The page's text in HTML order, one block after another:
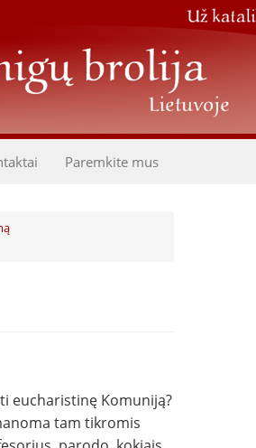
Paremkite mus
eucharistinę Komuniją?
tam tikromis